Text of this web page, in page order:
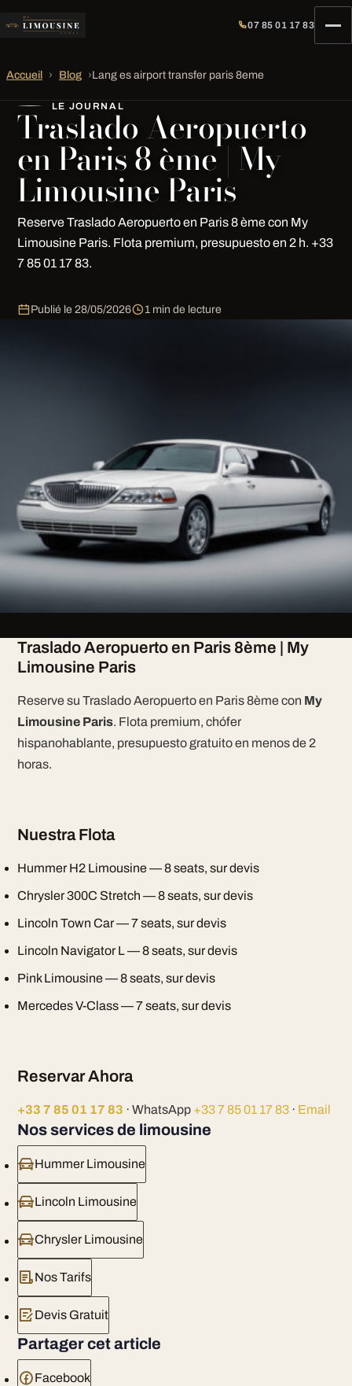
07 85 01 17 83
Accueil › Blog ›Lang es airport transfer paris 8eme
LE JOURNAL
Traslado Aeropuerto
en Paris 8 ème | My
Limousine Paris
Reserve Traslado Aeropuerto en Paris 8 ème con My
Limousine Paris. Flota premium, presupuesto en 2 h. +33
7 85 01 17 83.
Publié le 28/05/2026 1 min de lecture
Traslado Aeropuerto en Paris 8ème | My
Limousine Paris
Reserve su Traslado Aeropuerto en Paris 8ème con My
Limousine Paris. Flota premium, chófer
hispanohablante, presupuesto gratuito en menos de 2
horas.
Nuestra Flota
Hummer H2 Limousine — 8 seats, sur devis
Chrysler 300C Stretch — 8 seats, sur devis
Lincoln Town Car — 7 seats, sur devis
Lincoln Navigator L — 8 seats, sur devis
Pink Limousine — 8 seats, sur devis
Mercedes V-Class — 7 seats, sur devis
Reservar Ahora
+33 7 85 01 17 83 · WhatsApp +33 7 85 01 17 83· Email
Nos services de limousine
Hummer Limousine
Lincoln Limousine
Chrysler Limousine
Nos Tarifs
Devis Gratuit
Partager cet article
Facebook